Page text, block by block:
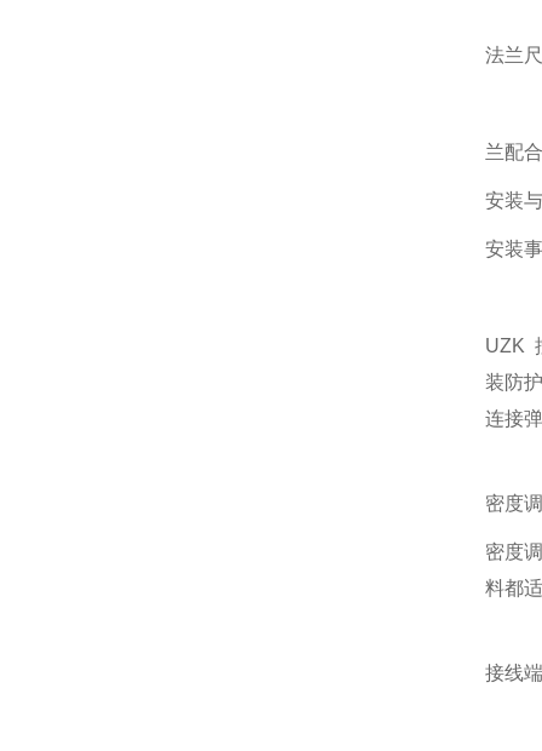
法兰
兰配
安装
安装
UZK
装防
连接
密度
密度
料都
接线